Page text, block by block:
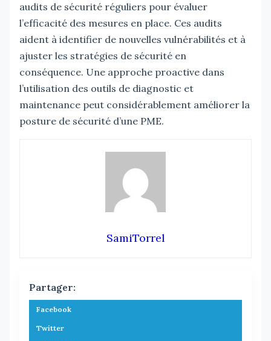
audits de sécurité réguliers pour évaluer
l’efficacité des mesures en place. Ces audits
aident à identifier de nouvelles vulnérabilités et à
ajuster les stratégies de sécurité en
conséquence. Une approche proactive dans
l’utilisation des outils de diagnostic et
maintenance peut considérablement améliorer la
posture de sécurité d’une PME.
SamiTorrel
Partager:
Facebook
Twitter